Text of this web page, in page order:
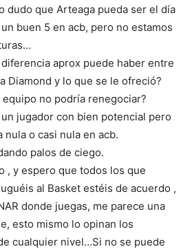
dudo que Arteaga pueda ser el día
buen 5 en acb, pero no estamos
aprox puede haber entre
Diamond y lo que se le ofreció?
equipo no podría renegociar?
jugador con bien potencial pero
nula o casi nula en acb.
palos de ciego.
, y espero que todos los que
al Basket estéis de acuerdo ,
donde juegas, me parece una
esto mismo lo opinan los
cualquier nivel…Si no se puede